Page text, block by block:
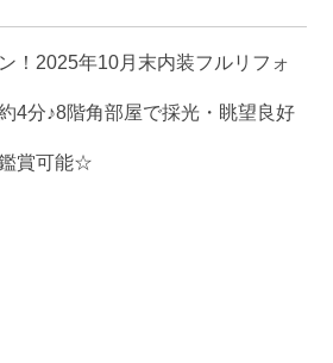
！2025年10月末内装フルリフォ
4分♪8階角部屋で採光・眺望良好
賞可能☆